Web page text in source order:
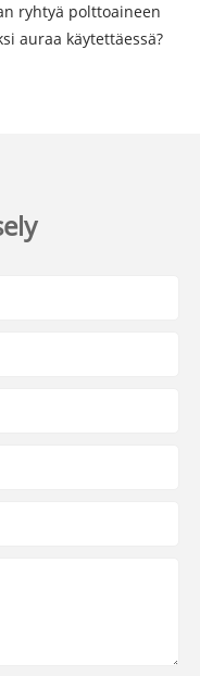
ryhtyä polttoaineen
auraa käytettäessä?